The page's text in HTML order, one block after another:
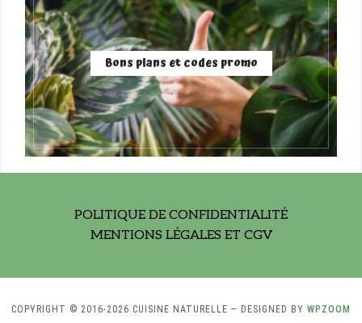
Bons plans et codes promo
POLITIQUE DE CONFIDENTIALITÉ
MENTIONS LÉGALES ET CGV
COPYRIGHT © 2016-2026 CUISINE NATURELLE — DESIGNED BY WPZOOM